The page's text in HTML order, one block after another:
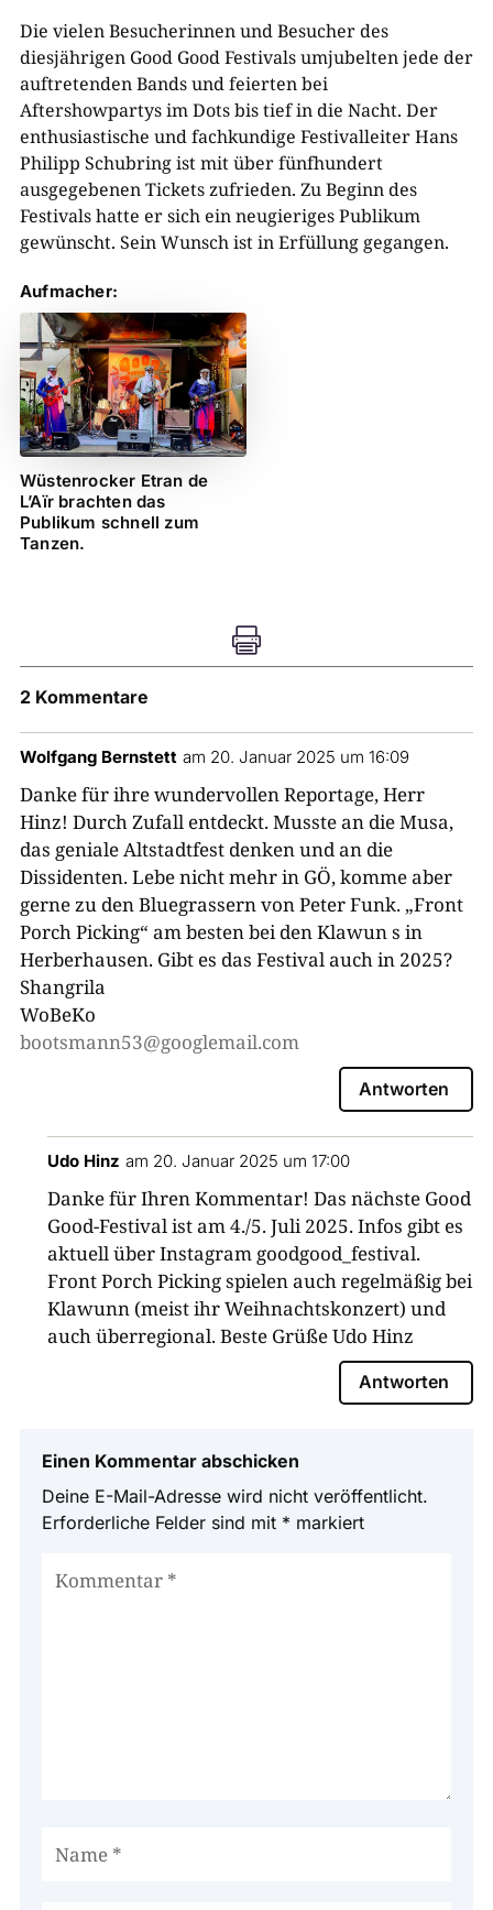
Die vielen Besucherinnen und Besucher des
diesjährigen Good Good Festivals umjubelten jede der
auftretenden Bands und feierten bei
Aftershowpartys im Dots bis tief in die Nacht. Der
enthusiastische und fachkundige Festivalleiter Hans
Philipp Schubring ist mit über fünfhundert
ausgegebenen Tickets zufrieden. Zu Beginn des
Festivals hatte er sich ein neugieriges Publikum
gewünscht. Sein Wunsch ist in Erfüllung gegangen.
Aufmacher:
Wüstenrocker Etran de
L’Aïr brachten das
Publikum schnell zum
Tanzen.

2 Kommentare
Wolfgang Bernstett am 20. Januar 2025 um 16:09
Danke für ihre wundervollen Reportage, Herr
Hinz! Durch Zufall entdeckt. Musste an die Musa,
das geniale Altstadtfest denken und an die
Dissidenten. Lebe nicht mehr in GÖ, komme aber
gerne zu den Bluegrassern von Peter Funk. „Front
Porch Picking“ am besten bei den Klawun s in
Herberhausen. Gibt es das Festival auch in 2025?
Shangrila
WoBeKo
bootsmann53@googlemail.com
Antworten
Udo Hinz am 20. Januar 2025 um 17:00
Danke für Ihren Kommentar! Das nächste Good
Good-Festival ist am 4./5. Juli 2025. Infos gibt es
aktuell über Instagram goodgood_festival.
Front Porch Picking spielen auch regelmäßig bei
Klawunn (meist ihr Weihnachtskonzert) und
auch überregional. Beste Grüße Udo Hinz
Antworten
Einen Kommentar abschicken
Deine E-Mail-Adresse wird nicht veröffentlicht.
Erforderliche Felder sind mit * markiert